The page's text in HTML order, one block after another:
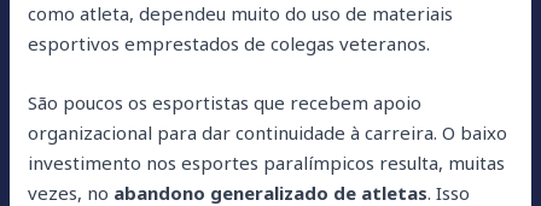
como atleta, dependeu muito do uso de materiais
esportivos emprestados de colegas veteranos.
São poucos os esportistas que recebem apoio
organizacional para dar continuidade à carreira. O baixo
investimento nos esportes paralímpicos resulta, muitas
vezes, no abandono generalizado de atletas. Isso